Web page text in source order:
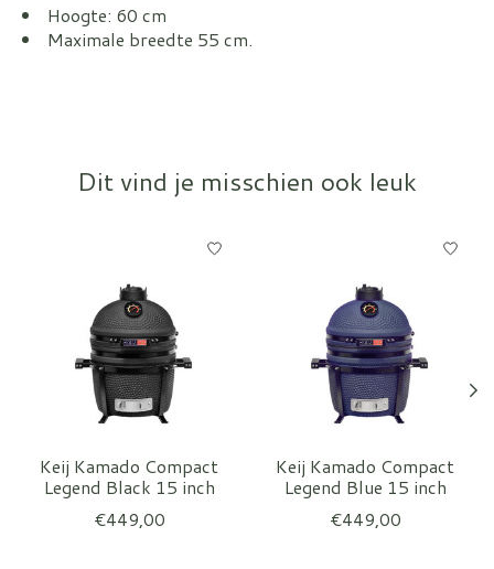
Hoogte: 60 cm
Maximale breedte 55 cm.
Dit vind je misschien ook leuk
Items van productcarrousel
Keij Kamado Compact
Legend Black 15 inch
€449,00
Keij Kamado Compact
Legend Blue 15 inch
€449,00